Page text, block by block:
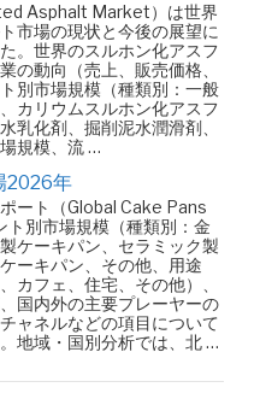
Asphalt Market）は世界
市場の現状と今後の展望に
。世界のスルホン化アスフ
の動向（売上、販売価格、
別市場規模（種類別：一般
カリウムスルホン化アスフ
乳化剤、掘削泥水潤滑剤、
規模、流 …
2026年
ート（Global Cake Pans
別市場規模（種類別：金
ケーキパン、セラミック製
ーキパン、その他、用途
カフェ、住宅、その他）、
国内外の主要プレーヤーの
ャネルなどの項目について
地域・国別分析では、北 …